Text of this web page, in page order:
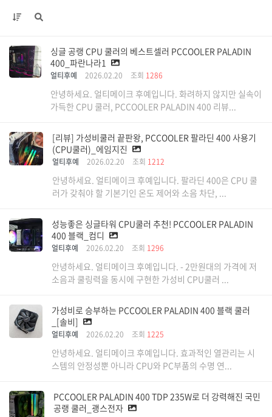
싱글 공랭 CPU 쿨러의 베스트셀러 PCCOOLER PALADIN
400_파란나라1
얼티후예 2026.02.20 조회 1286
안녕하세요. 얼티메이크 후예입니다. 화려하지 않지만 실속이
가득한 CPU 쿨러, PCCOOLER PALADIN 400 리뷰...
[리뷰] 가성비쿨러 끝판왕, PCCOOLER 팔라딘 400 사용기
(CPU쿨러)_에임지진
얼티후예 2026.02.20 조회 1212
안녕하세요. 얼티메이크 후예입니다. 팔라딘 400은 CPU 쿨
러가 갖춰야 할 기본기인 온도 제어와 소음 차단, ...
성능좋은 싱글타워 CPU쿨러 추천! PCCOOLER PALADIN
400 블랙_컴디
얼티후예 2026.02.20 조회 1296
안녕하세요. 얼티메이크 후예입니다. - 2만원대의 가격에 저
소음과 쿨링력을 동시에 구현한 가성비 CPU쿨러 ...
가성비로 승부하는 PCCOOLER PALADIN 400 블랙 쿨러
_[솔비]
얼티후예 2026.02.20 조회 1225
안녕하세요. 얼티메이크 후예입니다. 효과적인 열관리는 시
스템의 안정성뿐 아니라 CPU와 PC부품의 수명 연...
PCCOOLER PALADIN 400 TDP 235W로 더 강력해진 국민
공랭 쿨러_괭스전자